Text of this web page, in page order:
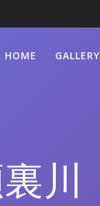
HOME GALLERY
川